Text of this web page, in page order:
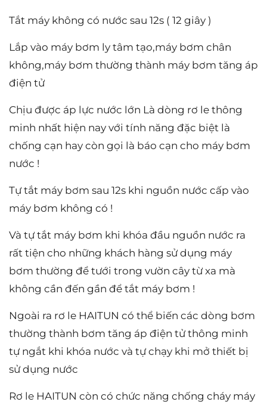
Tắt máy không có nước sau 12s ( 12 giây )
Lắp vào máy bơm ly tâm tạo,máy bơm chân
không,máy bơm thường thành máy bơm tăng áp
điện tử
Chịu được áp lực nước lớn Là dòng rơ le thông
minh nhất hiện nay với tính năng đặc biệt là
chống cạn hay còn gọi là báo cạn cho máy bơm
nước !
Tự tắt máy bơm sau 12s khi nguồn nước cấp vào
máy bơm không có !
Và tự tắt máy bơm khi khóa đầu nguồn nước ra
rất tiện cho những khách hàng sử dụng máy
bơm thường để tưới trong vườn cây từ xa mà
không cần đến gần để tắt máy bơm !
Ngoài ra rơ le HAITUN có thể biến các dòng bơm
thường thành bơm tăng áp điện tử thông minh
tự ngắt khi khóa nước và tự chạy khi mở thiết bị
sử dụng nước
Rơ le HAITUN còn có chức năng chống cháy máy